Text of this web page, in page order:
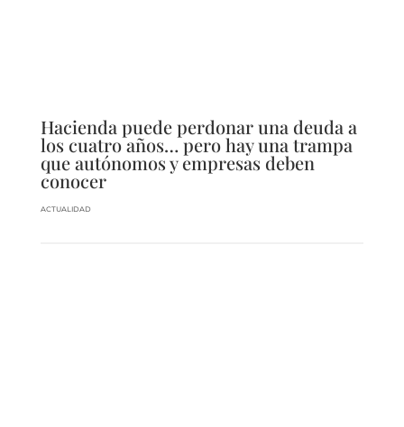
Hacienda puede perdonar una deuda a
los cuatro años… pero hay una trampa
que autónomos y empresas deben
conocer
ACTUALIDAD